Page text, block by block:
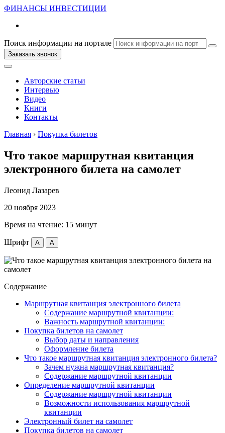
ФИНАНСЫ ИНВЕСТИЦИИ
Поиск информации на портале
Заказать звонок
Авторские статьи
Интервью
Видео
Книги
Контакты
Главная › Покупка билетов
Что такое маршрутная квитанция
электронного билета на самолет
Леонид Лазарев
20 ноября 2023
Время на чтение: 15 минут
Шрифт A A
Содержание
Маршрутная квитанция электронного билета
Содержание маршрутной квитанции:
Важность маршрутной квитанции:
Покупка билетов на самолет
Выбор даты и направления
Оформление билета
Что такое маршрутная квитанция электронного билета?
Зачем нужна маршрутная квитанция?
Содержание маршрутной квитанции
Определение маршрутной квитанции
Содержание маршрутной квитанции
Возможности использования маршрутной
квитанции
Электронный билет на самолет
Покупка билетов на самолет